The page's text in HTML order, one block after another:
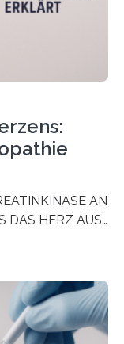
AN
DAS HERZ AUS
bei
versagen
der